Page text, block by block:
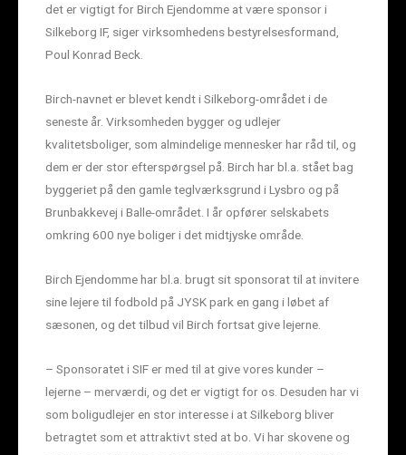
det er vigtigt for Birch Ejendomme at være sponsor i
Silkeborg IF, siger virksomhedens bestyrelsesformand,
Poul Konrad Beck.
Birch-navnet er blevet kendt i Silkeborg-området i de
seneste år. Virksomheden bygger og udlejer
kvalitetsboliger, som almindelige mennesker har råd til, og
dem er der stor efterspørgsel på. Birch har bl.a. stået bag
byggeriet på den gamle teglværksgrund i Lysbro og på
Brunbakkevej i Balle-området. I år opfører selskabets
omkring 600 nye boliger i det midtjyske område.
Birch Ejendomme har bl.a. brugt sit sponsorat til at invitere
sine lejere til fodbold på JYSK park en gang i løbet af
sæsonen, og det tilbud vil Birch fortsat give lejerne.
– Sponsoratet i SIF er med til at give vores kunder –
lejerne – merværdi, og det er vigtigt for os. Desuden har vi
som boligudlejer en stor interesse i at Silkeborg bliver
betragtet som et attraktivt sted at bo. Vi har skovene og